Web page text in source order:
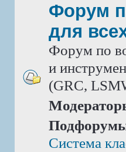
Форум
для
Форум по
и
(GRC,
Система